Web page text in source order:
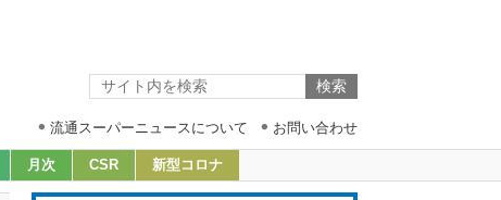
流通スーパーニュースについて お問い合わせ
月次 CSR 新型コロナ